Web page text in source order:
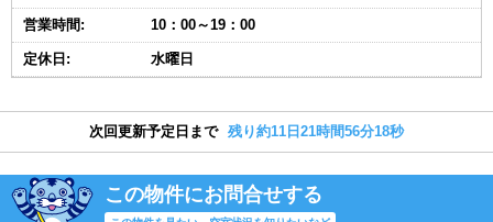
営業時間: 10：00～19：00
定休日: 水曜日
次回更新予定日まで 残り約11日21時間56分17秒
この物件にお問合せする